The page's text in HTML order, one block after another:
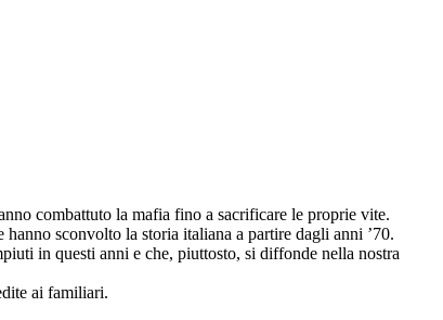
combattuto la mafia fino a sacrificare le proprie vite.
sconvolto la storia italiana a partire dagli anni ’70.
in questi anni e che, piuttosto, si diffonde nella nostra
ai familiari.